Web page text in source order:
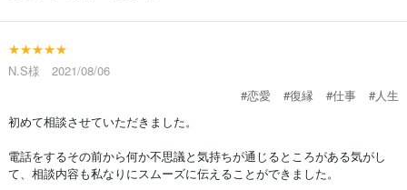
★★★★★
N.S様 2021/08/06
#恋愛
#復縁 #仕事
#人生
初めて相談させていただきました。
電話をするその前から何か不思議と気持ちが通じるところがある気がし
て、相談内容も私なりにスムーズに伝えることができました。